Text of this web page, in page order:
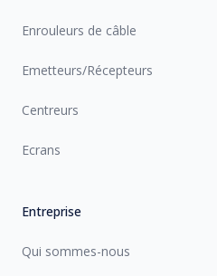
Enrouleurs de câble
Emetteurs/Récepteurs
Centreurs
Ecrans
Entreprise
Qui sommes-nous